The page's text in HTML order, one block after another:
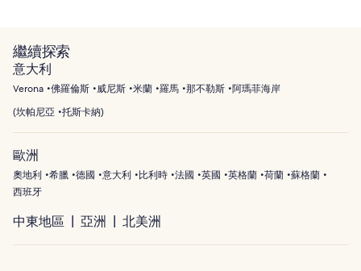
繼續探索
意大利
Verona 佛羅倫斯 威尼斯 米蘭 羅馬 那不勒斯 阿瑪菲海岸
(坎帕尼亞 托斯卡納)
歐洲
奧地利 希臘 德國 意大利 比利時 法國 英國 英格蘭 荷蘭 蘇格蘭
西班牙
中東地區 亞洲 北美洲